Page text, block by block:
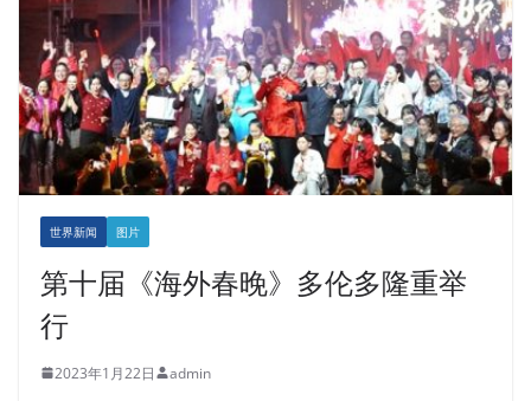
世界新闻 图片
第十届《海外春晚》多伦多隆重举
行
2023年1月22日 admin